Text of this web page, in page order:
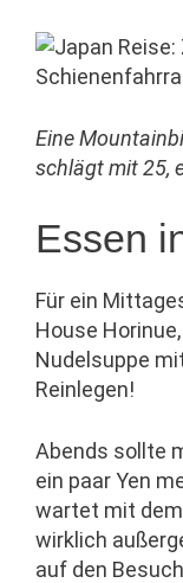
Eine
schlägt mit 25,
Essen
Für ein
House
Nudelsuppe
Reinlegen!
Abends sollte
ein paar Yen
wartet mit
wirklich
auf den